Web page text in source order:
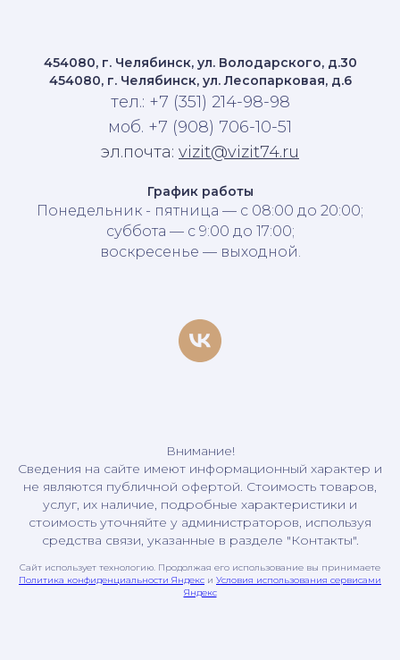
454080, г. Челябинск, ул. Володарского, д.30
454080, г. Челябинск, ул. Лесопарковая, д.6
тел.: +7 (351) 214-98-98
моб. +7 (908) 706-10-51
эл.почта: vizit@vizit74.ru
График работы
Понедельник - пятница — с 08:00 до 20:00;
суббота — с 9:00 до 17:00;
воскресенье — выходной.
Внимание!
Сведения на сайте имеют информационный характер и
не являются публичной офертой. Стоимость товаров,
услуг, их наличие, подробные характеристики и
стоимость уточняйте у администраторов, используя
средства связи, указанные в разделе "Контакты".
Сайт использует технологию. Продолжая его использование вы принимаете
Политика конфиденциальности Яндекс и Условия использования сервисами
Яндекс